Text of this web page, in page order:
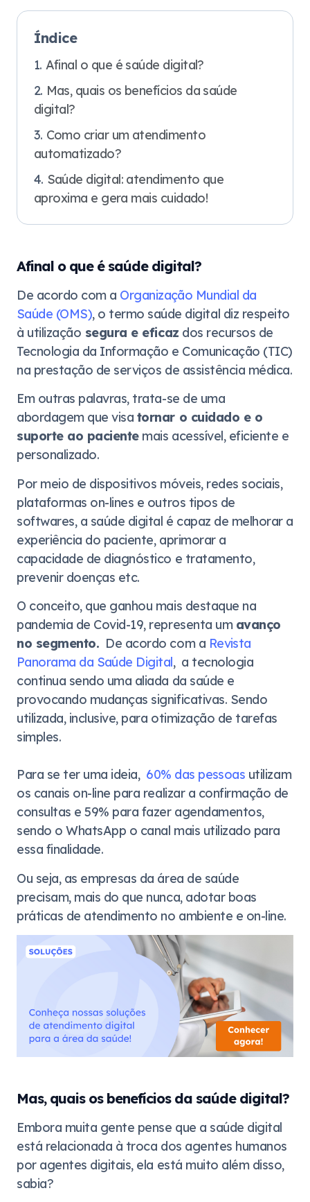
Índice
Afinal o que é saúde digital?
Mas, quais os benefícios da saúde
digital?
Como criar um atendimento
automatizado?
Saúde digital: atendimento que
aproxima e gera mais cuidado!
Afinal o que é saúde digital?
De acordo com a Organização Mundial da
Saúde (OMS), o termo saúde digital diz respeito
à utilização segura e eficaz dos recursos de
Tecnologia da Informação e Comunicação (TIC)
na prestação de serviços de assistência médica.
Em outras palavras, trata-se de uma
abordagem que visa tornar o cuidado e o
suporte ao pacientemais acessível, eficiente e
personalizado.
Por meio de dispositivos móveis, redes sociais,
plataformas on-lines e outros tipos de
softwares, a saúde digital é capaz de melhorar a
experiência do paciente, aprimorar a
capacidade de diagnóstico e tratamento,
prevenir doenças etc.
O conceito, que ganhou mais destaque na
pandemia de Covid-19, representa um avanço
no segmento. De acordo com a Revista
Panorama da Saúde Digital, a tecnologia
continua sendo uma aliada da saúde e
provocando mudanças significativas. Sendo
utilizada, inclusive, para otimização de tarefas
simples.
Para se ter uma ideia, 60% das pessoas utilizam
os canais on-line para realizar a confirmação de
consultas e 59% para fazer agendamentos,
sendo o WhatsApp o canal mais utilizado para
essa finalidade.
Ou seja, as empresas da área de saúde
precisam, mais do que nunca, adotar boas
práticas de atendimento no ambiente e on-line.
Mas, quais os benefícios da saúde digital?
Embora muita gente pense que a saúde digital
está relacionada à troca dos agentes humanos
por agentes digitais, ela está muito além disso,
sabia?